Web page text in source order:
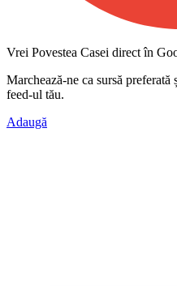
Vrei Povestea Casei direct în
Marchează-ne ca sursă preferată
feed-ul tău.
Adaugă